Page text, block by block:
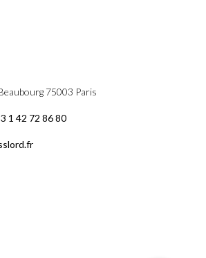
75003 Paris
1 42 72 86 80